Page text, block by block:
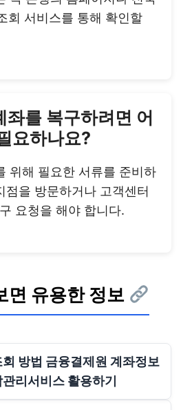
회 서비스를 통해 확인할
좌를 복구하려면 어
요하나요?
위해 필요한 서류를 준비하
점을 방문하거나 고객센터
요청을 해야 합니다.
면 유용한 정보
방법 금융결제원 계좌정보
리서비스 활용하기